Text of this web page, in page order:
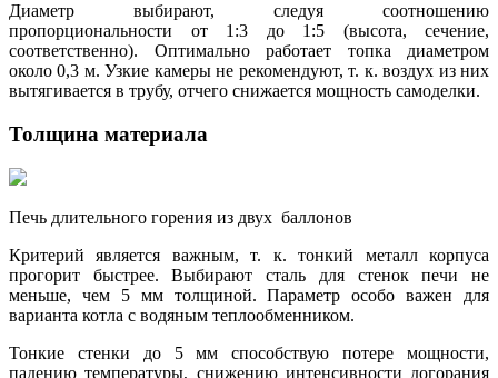
Диаметр выбирают, следуя соотношению
пропорциональности от 1:3 до 1:5 (высота, сечение,
соответственно). Оптимально работает топка диаметром
около 0,3 м. Узкие камеры не рекомендуют, т. к. воздух из них
вытягивается в трубу, отчего снижается мощность самоделки.
Толщина материала
Печь длительного горения из двух баллонов
Критерий является важным, т. к. тонкий металл корпуса
прогорит быстрее. Выбирают сталь для стенок печи не
меньше, чем 5 мм толщиной. Параметр особо важен для
варианта котла с водяным теплообменником.
Тонкие стенки до 5 мм способствую потере мощности,
падению температуры, снижению интенсивности догорания